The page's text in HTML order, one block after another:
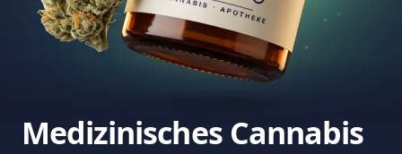
Medizinisches Cannabis